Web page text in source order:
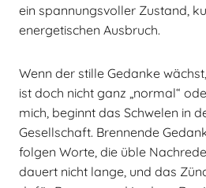
ein spannungsvoller Zustand,
energetischen Ausbruch.
Wenn der stille Gedanke
ist doch nicht ganz „normal“
mich, beginnt das Schwelen in
Gesellschaft. Brennende
folgen Worte, die üble
dauert nicht lange, und das